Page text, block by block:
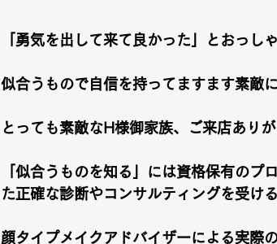
「勇気を出して来て良かった」とおっし
似合うもので自信を持ってますます素敵
とっても素敵なH様御家族、ご来店あり
「似合うものを知る」には資格保有のプ
た正確な診断やコンサルティングを受け
顔タイプメイクアドバイザーによる実際